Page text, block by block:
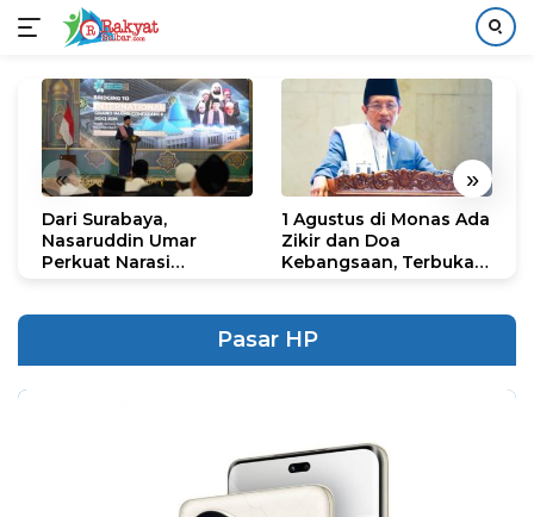
konten
« »
Dari Surabaya,
Nasaruddin Umar
Perkuat Narasi
1 Agustus di Monas Ada
Zikir dan Doa
Kebangsaan, Terbuka
Pasar HP